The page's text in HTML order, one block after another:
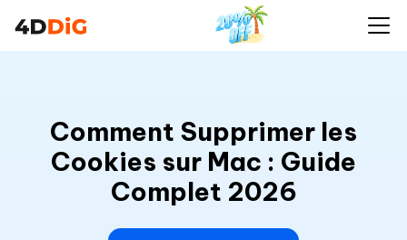
Comment Supprimer les
Cookies sur Mac : Guide
Complet 2026